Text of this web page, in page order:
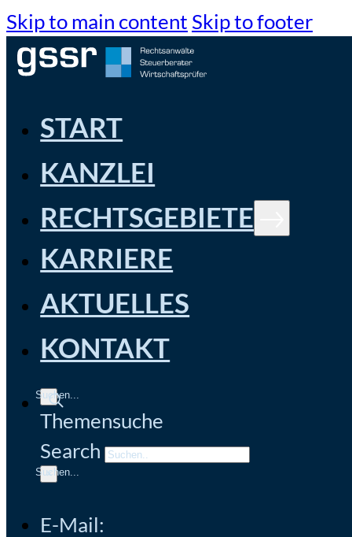
Skip to main content Skip to footer
START
KANZLEI
RECHTSGEBIETE
KARRIERE
AKTUELLES
KONTAKT
Themensuche
Search
×
E-Mail: